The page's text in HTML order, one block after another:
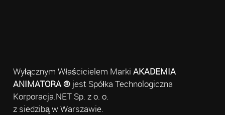
Wyłącznym Właścicielem Marki AKADEMIA
ANIMATORA ®jest Spółka Technologiczna
Korporacja.NET Sp. z o. o.
z siedzibą w Warszawie.